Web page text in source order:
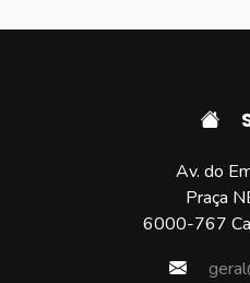
Av. do
Praça
6000-767